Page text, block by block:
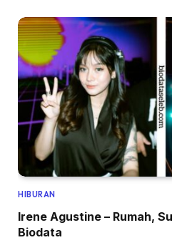
HIBURAN
Irene Agustine – Rumah,
Biodata